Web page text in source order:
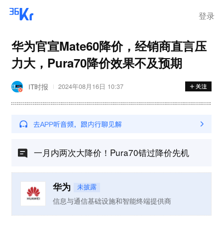
登录
华为官宣Mate60降价，经销商直言压
力大，Pura70降价效果不及预期
IT时报 2024年08月16日 10:37
一月内两次大降价！Pura70错过降价先机
华为 未披露
信息与通信基础设施和智能终端提供商